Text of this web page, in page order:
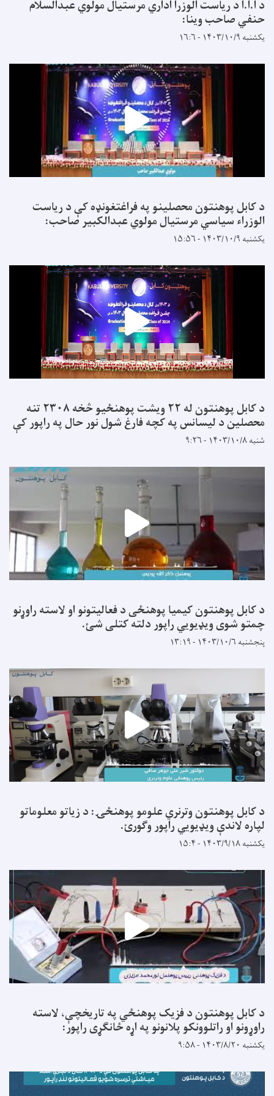
د ا.ا.ا د ریاست الوزرا اداري مرستیال مولوي عبدالسلام
حنفي صاحب وینا:
یکشنبه ۱۴۰۳/۱۰/۹ - ۱۶:۶
د کابل پوهنتون محصلینو په فراغتغونډه کې د ریاست
الوزراء سیاسي مرستیال مولوي عبدالکبیر صاحب:
یکشنبه ۱۴۰۳/۱۰/۹ - ۱۵:۵۶
د کابل پوهنتون له ۲۲ ویشت پوهنځیو څخه ۲۳۰۸ تنه
محصلین د لیسانس په کچه فارغ شول نور حال په راپور کې
شنبه ۱۴۰۳/۱۰/۸ - ۹:۲۶
د کابل پوهنتون کیمیا پوهنځی د فعالیتونو او لاسته راوړنو
چمتو شوی ویډیویي راپور دلته کتلی شئ.
پنجشنبه ۱۴۰۳/۱۰/۶ - ۱۳:۱۹
د کابل پوهنتون وترنري علومو پوهنځۍ: د زیاتو معلوماتو
لپاره لاندې ویډیويي راپور وګورئ.
یکشنبه ۱۴۰۳/۹/۱۸ - ۱۵:۴
د کابل پوهنتون د فزیک پوهنځي په تاریخچې، لاسته
راوړونو او راتلوونکو پلانونو په اړه ځانګړی راپور:
یکشنبه ۱۴۰۳/۸/۲۰ - ۹:۵۸